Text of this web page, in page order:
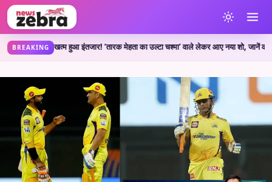
BREAKING
Show: खत्म हुआ इंतजार! ‘तारक मेहता का उल्टा चश्मा’ वाले लेकर आए नया शो, जानें कहां